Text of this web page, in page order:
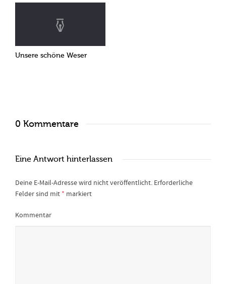
Unsere schöne Weser
0 Kommentare
Eine Antwort hinterlassen
Deine E-Mail-Adresse wird nicht veröffentlicht. Erforderliche
Felder sind mit * markiert
Kommentar